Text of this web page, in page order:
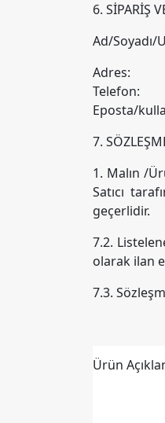
6. SİPARİŞ
Ad/Soyadı/
Adres:
Telefon:
Eposta/
7.
1. Malın /
Satıcı
geçerlidir.
7.2.
olarak ilan
7.3.
Ürün